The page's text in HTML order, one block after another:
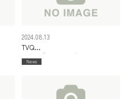
TVQ
「関門海峡花火大会 2024」
2024年8月13日(火)18時55分~
2024.08.13
News